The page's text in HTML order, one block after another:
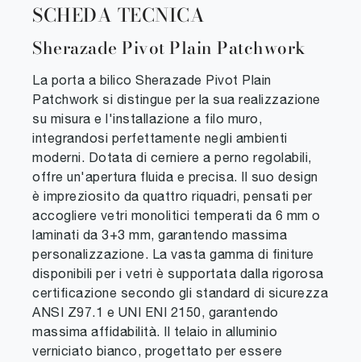
SCHEDA TECNICA
Sherazade Pivot Plain Patchwork
La porta a bilico Sherazade Pivot Plain
Patchwork si distingue per la sua realizzazione
su misura e l'installazione a filo muro,
integrandosi perfettamente negli ambienti
moderni. Dotata di cerniere a perno regolabili,
offre un'apertura fluida e precisa. Il suo design
è impreziosito da quattro riquadri, pensati per
accogliere vetri monolitici temperati da 6 mm o
laminati da 3+3 mm, garantendo massima
personalizzazione. La vasta gamma di finiture
disponibili per i vetri è supportata dalla rigorosa
certificazione secondo gli standard di sicurezza
ANSI Z97.1 e UNI ENI 2150, garantendo
massima affidabilità. Il telaio in alluminio
verniciato bianco, progettato per essere